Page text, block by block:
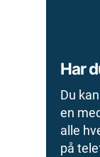
Har
Du
en
alle
på